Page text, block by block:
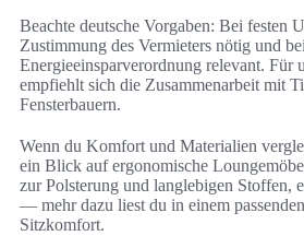
Beachte deutsche Vorgaben: Bei festen
Zustimmung des Vermieters nötig und
Energieeinsparverordnung relevant. Für
empfiehlt sich die Zusammenarbeit mit
Fensterbauern.
Wenn du Komfort und Materialien
ein Blick auf ergonomische
zur Polsterung und langlebigen Stoffen,
— mehr dazu liest du in einem
Sitzkomfort.